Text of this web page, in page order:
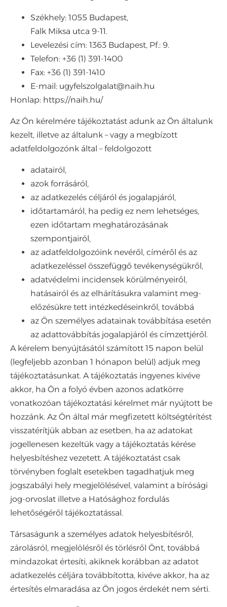
Székhely: 1055 Budapest,
Falk Miksa utca 9-11.
Levelezési cím: 1363 Budapest, Pf.: 9.
Telefon: +36 (1) 391-1400
Fax: +36 (1) 391-1410
E-mail: ugyfelszolgalat@naih.hu
Honlap: https://naih.hu/
Az Ön kérelmére tájékoztatást adunk az Ön általunk
kezelt, illetve az általunk – vagy a megbízott
adatfeldolgozónk által – feldolgozott
adatairól,
azok forrásáról,
az adatkezelés céljáról és jogalapjáról,
időtartamáról, ha pedig ez nem lehetséges,
ezen időtartam meghatározásának
szempontjairól,
az adatfeldolgozóink nevéről, címéről és az
adatkezeléssel összefüggő tevékenységükről,
adatvédelmi incidensek körülményeiről,
hatásairól és az elhárításukra valamint meg-
előzésükre tett intézkedéseinkről, továbbá
az Ön személyes adatainak továbbítása esetén
az adattovábbítás jogalapjáról és címzettjéről.
A kérelem benyújtásától számított 15 napon belül
(legfeljebb azonban 1 hónapon belül) adjuk meg
tájékoztatásunkat. A tájékoztatás ingyenes kivéve
akkor, ha Ön a folyó évben azonos adatkörre
vonatkozóan tájékoztatási kérelmet már nyújtott be
hozzánk. Az Ön által már megfizetett költségtérítést
visszatérítjük abban az esetben, ha az adatokat
jogellenesen kezeltük vagy a tájékoztatás kérése
helyesbítéshez vezetett. A tájékoztatást csak
törvényben foglalt esetekben tagadhatjuk meg
jogszabályi hely megjelölésével, valamint a bírósági
jog-orvoslat illetve a Hatósághoz fordulás
lehetőségéről tájékoztatással.
Társaságunk a személyes adatok helyesbítésről,
zárolásról, megjelölésről és törlésről Önt, továbbá
mindazokat értesíti, akiknek korábban az adatot
adatkezelés céljára továbbította, kivéve akkor, ha az
értesítés elmaradása az Ön jogos érdekét nem sérti.